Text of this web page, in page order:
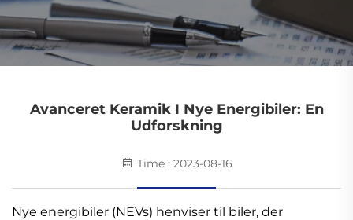
Avanceret Keramik I Nye Energibiler: En
Udforskning
Time : 2023-08-16
Nye energibiler (NEVs) henviser til biler, der